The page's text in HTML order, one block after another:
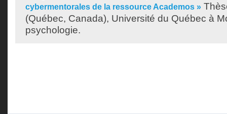
cybermentorales de la ressource Academos »
(Québec, Canada), Université du Québec à
psychologie.